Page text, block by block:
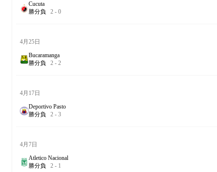
Cucuta
勝分負 2 - 0
4月25日
Bucaramanga
勝分負 2 - 2
4月17日
Deportivo Pasto
勝分負 2 - 3
4月7日
Atletico Nacional
勝分負 2 - 1